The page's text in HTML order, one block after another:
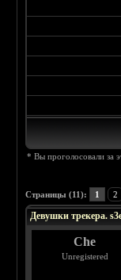
* Вы проголосовали за
Страницы (11): 1 2
Девушки трекера.
Che
Unregistered